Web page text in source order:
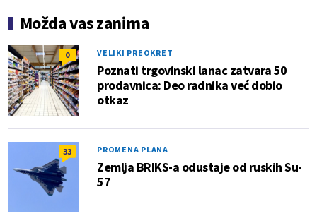
Možda vas zanima
0 VELIKI PREOKRET
Poznati trgovinski lanac zatvara 50
prodavnica: Deo radnika već dobio
otkaz
33 PROMENA PLANA
Zemlja BRIKS-a odustaje od ruskih Su-
57